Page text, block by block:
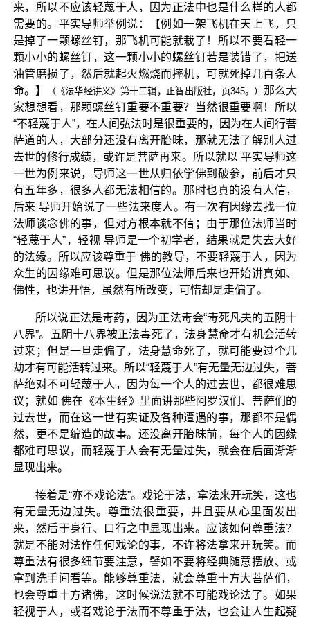
来，所以不应该轻蔑于人，因为正法中也是什么样的人都
需要的。平实导师举例说：【例如一架飞机在天上飞，只
是掉了一颗螺丝钉，那飞机可能就栽了！所以不要看轻一
颗小小的螺丝钉，这一颗小小的螺丝钉若是装错了，把送
油管磨损了，然后就起火燃烧而摔机，可就死掉几百条人
命。】
（《法华经讲义》第十二辑，正智出版社，页345。） 那么大
家想想看，那颗螺丝钉重要不重要？当然很重要啊！所以
“不轻蔑于人”，在人间弘法时是很重要的，因为在人间行菩
萨道的人，大部分还没有离开胎昧，那就无法了解别人过
去世的修行成绩，或许是菩萨再来。所以就以 平实导师这
一世为例来说，导师这一世从归依学佛到破参，前后才只
有五年多，很多人都无法相信的。那时也真的没有人信，
后来 导师开始说了一些法来度人。有一次有因缘去找一位
法师谈念佛的事，但对方根本就不信；由于那位法师当时
“轻蔑于人”，轻视 导师是一个初学者，结果就是失去大好
的法缘。所以应该尊重于 佛的教导，不要轻蔑于人，因为
众生的因缘难可思议。但是那位法师后来也开始讲真如、
佛性，也讲开悟，虽然有所改变，可惜却是走偏了。
所以说正法是毒药，因为正法毒会“毒死凡夫的五阴十
八界”。五阴十八界被正法毒死了，法身慧命才有机会活转
过来；但是一旦走偏了，法身慧命死了，就可能要过个几
劫才有可能活转过来。所以“轻蔑于人”有无量无边过失，菩
萨绝对不可轻蔑于人，因为每一个人的过去世，都很难思
议；就如 佛在《本生经》里面讲那些阿罗汉们、菩萨们的
过去世，而在这一世有实证及各种遭遇的事，那都不是偶
然，更不是编造的故事。还没离开胎昧前，每个人的因缘
都难可思议，而轻蔑于人会有无量过失，就会在后面渐渐
显现出来。
接着是“亦不戏论法”。戏论于法，拿法来开玩笑，这也
有无量无边过失。尊重法很重要，并且要从心里面发出
来，然后于身行、口行之中显现出来。应该如何尊重法？
就是不能对法作任何戏论的事，不许将法拿来开玩笑。而
尊重法有很多细节要注意，譬如不要将经典随意摆放、或
拿到洗手间看等。能够尊重法，就会尊重十方大菩萨们，
也会尊重十方诸佛，这时候说法就不可能戏论法了。如果
轻视于人，或者戏论于法而不尊重于法，也会让人生起疑